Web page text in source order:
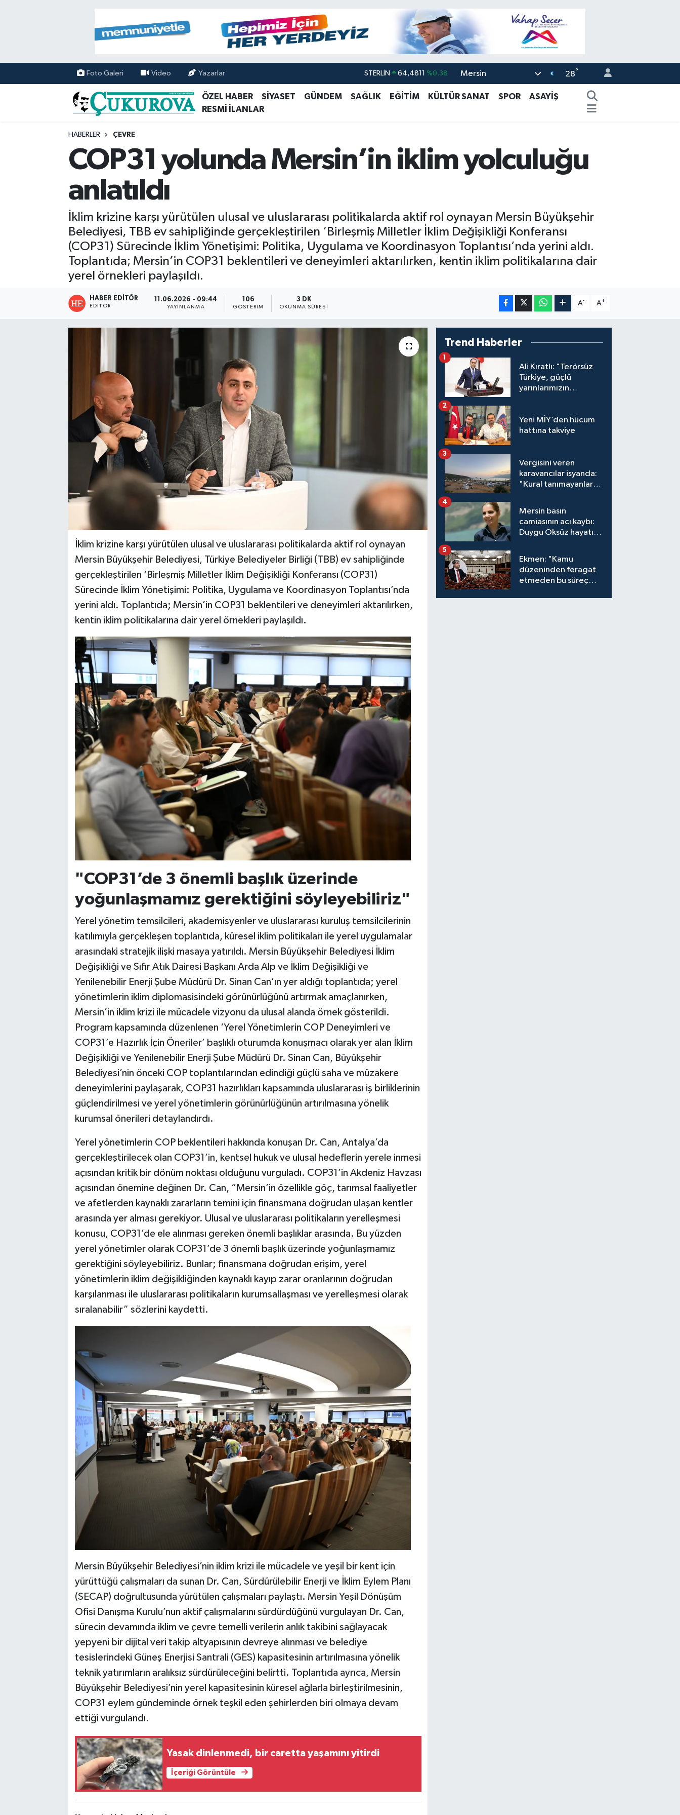
Foto Galeri Video Yazarlar GRAM ALTIN 6648.99 %2.59
BİST100 13.773 %-19
EURO 55,2510 %0.32
64,4811
Mersin 28°
ÖZEL HABER SİYASET GÜNDEM SAĞLIK EĞİTİM KÜLTÜR SANAT SPOR
ASAYİŞ
RESMİ İLANLAR
HABERLER ÇEVRE
COP31 yolunda Mersin’in iklim yolculuğu
anlatıldı
İklim krizine karşı yürütülen ulusal ve uluslararası politikalarda aktif rol oynayan Mersin Büyükşehir
Belediyesi, TBB ev sahipliğinde gerçekleştirilen ‘Birleşmiş Milletler İklim Değişikliği Konferansı
(COP31) Sürecinde İklim Yönetişimi: Politika, Uygulama ve Koordinasyon Toplantısı’nda yerini aldı.
Toplantıda; Mersin’in COP31 beklentileri ve deneyimleri aktarılırken, kentin iklim politikalarına dair
yerel örnekleri paylaşıldı.
HABER EDITÖR
EDITÖR
11.06.2026 - 09:44
YAYINLANMA
106
GÖSTERIM
3 DK
OKUNMA SÜRESI
A- A+
İklim krizine karşı yürütülen ulusal ve uluslararası politikalarda aktif rol oynayan
Mersin Büyükşehir Belediyesi, Türkiye Belediyeler Birliği (TBB) ev sahipliğinde
gerçekleştirilen ‘Birleşmiş Milletler İklim Değişikliği Konferansı (COP31)
Sürecinde İklim Yönetişimi: Politika, Uygulama ve Koordinasyon Toplantısı’nda
yerini aldı. Toplantıda; Mersin’in COP31 beklentileri ve deneyimleri aktarılırken,
kentin iklim politikalarına dair yerel örnekleri paylaşıldı.
"COP31’de 3 önemli başlık üzerinde
yoğunlaşmamız gerektiğini söyleyebiliriz"
Yerel yönetim temsilcileri, akademisyenler ve uluslararası kuruluş temsilcilerinin
katılımıyla gerçekleşen toplantıda, küresel iklim politikaları ile yerel uygulamalar
arasındaki stratejik ilişki masaya yatırıldı. Mersin Büyükşehir Belediyesi İklim
Değişikliği ve Sıfır Atık Dairesi Başkanı Arda Alp ve İklim Değişikliği ve
Yenilenebilir Enerji Şube Müdürü Dr. Sinan Can’ın yer aldığı toplantıda; yerel
yönetimlerin iklim diplomasisindeki görünürlüğünü artırmak amaçlanırken,
Mersin’in iklim krizi ile mücadele vizyonu da ulusal alanda örnek gösterildi.
Program kapsamında düzenlenen ‘Yerel Yönetimlerin COP Deneyimleri ve
COP31’e Hazırlık İçin Öneriler’ başlıklı oturumda konuşmacı olarak yer alan İklim
Değişikliği ve Yenilenebilir Enerji Şube Müdürü Dr. Sinan Can, Büyükşehir
Belediyesi’nin önceki COP toplantılarından edindiği güçlü saha ve müzakere
deneyimlerini paylaşarak, COP31 hazırlıkları kapsamında uluslararası iş birliklerinin
güçlendirilmesi ve yerel yönetimlerin görünürlüğünün artırılmasına yönelik
kurumsal önerileri detaylandırdı.
Yerel yönetimlerin COP beklentileri hakkında konuşan Dr. Can, Antalya’da
gerçekleştirilecek olan COP31’in, kentsel hukuk ve ulusal hedeflerin yerele inmesi
açısından kritik bir dönüm noktası olduğunu vurguladı. COP31’in Akdeniz Havzası
açısından önemine değinen Dr. Can, “Mersin’in özellikle göç, tarımsal faaliyetler
ve afetlerden kaynaklı zararların temini için finansmana doğrudan ulaşan kentler
arasında yer alması gerekiyor. Ulusal ve uluslararası politikaların yerelleşmesi
konusu, COP31’de ele alınması gereken önemli başlıklar arasında. Bu yüzden
yerel yönetimler olarak COP31’de 3 önemli başlık üzerinde yoğunlaşmamız
gerektiğini söyleyebiliriz. Bunlar; finansmana doğrudan erişim, yerel
yönetimlerin iklim değişikliğinden kaynaklı kayıp zarar oranlarının doğrudan
karşılanması ile uluslararası politikaların kurumsallaşması ve yerelleşmesi olarak
sıralanabilir” sözlerini kaydetti.
Mersin Büyükşehir Belediyesi’nin iklim krizi ile mücadele ve yeşil bir kent için
yürüttüğü çalışmaları da sunan Dr. Can, Sürdürülebilir Enerji ve İklim Eylem Planı
(SECAP) doğrultusunda yürütülen çalışmaları paylaştı. Mersin Yeşil Dönüşüm
Ofisi Danışma Kurulu’nun aktif çalışmalarını sürdürdüğünü vurgulayan Dr. Can,
sürecin devamında iklim ve çevre temelli verilerin anlık takibini sağlayacak
yepyeni bir dijital veri takip altyapısının devreye alınması ve belediye
tesislerindeki Güneş Enerjisi Santrali (GES) kapasitesinin artırılmasına yönelik
teknik yatırımların aralıksız sürdürüleceğini belirtti. Toplantıda ayrıca, Mersin
Büyükşehir Belediyesi’nin yerel kapasitesinin küresel ağlarla birleştirilmesinin,
COP31 eylem gündeminde örnek teşkil eden şehirlerden biri olmaya devam
ettiği vurgulandı.
Yasak dinlenmedi, bir caretta yaşamını yitirdi
İçeriği Görüntüle
Trend Haberler
Ali Kıratlı: "Terörsüz
Türkiye, güçlü
yarınlarımızın
1
Yeni MİY’den hücum
hattına takviye
2
Vergisini veren
karavancılar isyanda:
"Kural tanımayanlar
3
Mersin basın
camiasının acı kaybı:
Duygu Öksüz hayatını
4
Ekmen: "Kamu
düzeninden feragat
etmeden bu süreç
5
Mersin Nöbetçi Eczaneler
Mersin Hava Durumu
Mersin Namaz Vakitleri
Mersin Trafik Yoğunluk Haritası
Tüm Manşetler
Son Dakika Haberleri
Haber Arşivi